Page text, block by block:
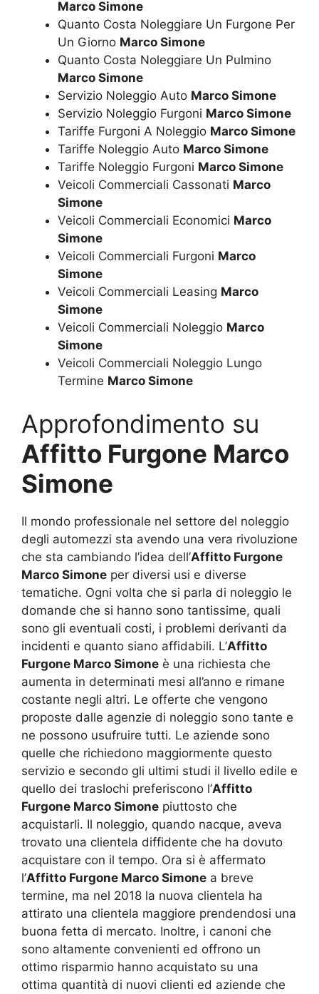
Marco Simone
Quanto Costa Noleggiare Un Furgone Per
Un Giorno Marco Simone
Quanto Costa Noleggiare Un Pulmino
Marco Simone
Servizio Noleggio Auto Marco Simone
Servizio Noleggio Furgoni Marco Simone
Tariffe Furgoni A Noleggio Marco Simone
Tariffe Noleggio Auto Marco Simone
Tariffe Noleggio Furgoni Marco Simone
Veicoli Commerciali Cassonati Marco
Simone
Veicoli Commerciali Economici Marco
Simone
Veicoli Commerciali Furgoni Marco
Simone
Veicoli Commerciali Leasing Marco
Simone
Veicoli Commerciali Noleggio Marco
Simone
Veicoli Commerciali Noleggio Lungo
Termine Marco Simone
Approfondimento su
Affitto Furgone Marco
Simone
Il mondo professionale nel settore del noleggio
degli automezzi sta avendo una vera rivoluzione
che sta cambiando l’idea dell’Affitto Furgone
Marco Simone per diversi usi e diverse
tematiche. Ogni volta che si parla di noleggio le
domande che si hanno sono tantissime, quali
sono gli eventuali costi, i problemi derivanti da
incidenti e quanto siano affidabili. L’Affitto
Furgone Marco Simone è una richiesta che
aumenta in determinati mesi all’anno e rimane
costante negli altri. Le offerte che vengono
proposte dalle agenzie di noleggio sono tante e
ne possono usufruire tutti. Le aziende sono
quelle che richiedono maggiormente questo
servizio e secondo gli ultimi studi il livello edile e
quello dei traslochi preferiscono l’Affitto
Furgone Marco Simone piuttosto che
acquistarli. Il noleggio, quando nacque, aveva
trovato una clientela diffidente che ha dovuto
acquistare con il tempo. Ora si è affermato
l’Affitto Furgone Marco Simone a breve
termine, ma nel 2018 la nuova clientela ha
attirato una clientela maggiore prendendosi una
buona fetta di mercato. Inoltre, i canoni che
sono altamente convenienti ed offrono un
ottimo risparmio hanno acquistato su una
ottima quantità di nuovi clienti ed aziende che